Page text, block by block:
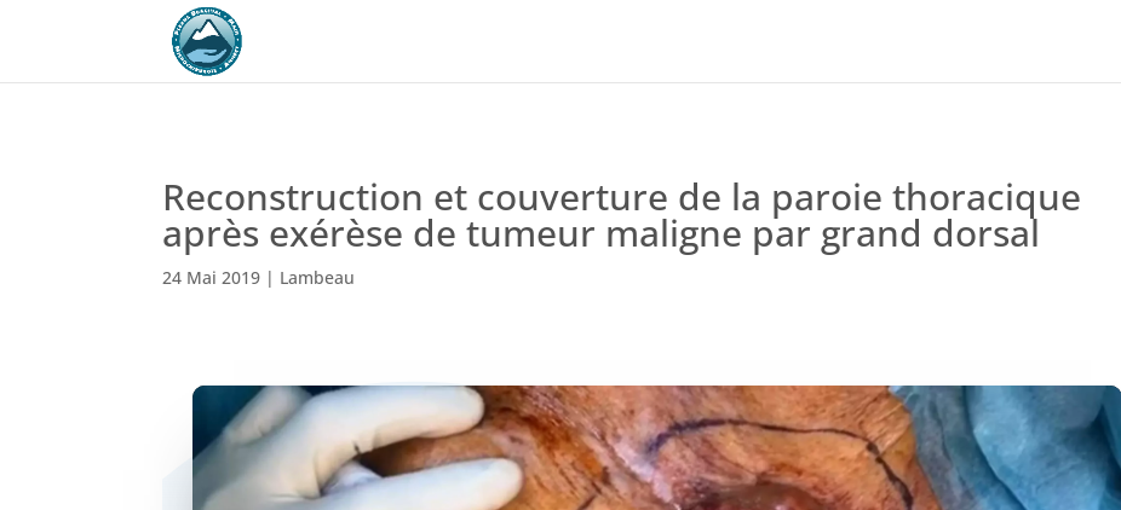
Reconstruction et couverture de la paroie thoracique
après exérèse de tumeur maligne par grand dorsal
24 Mai 2019 | Lambeau